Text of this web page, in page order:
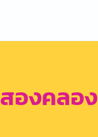
สองคลอง